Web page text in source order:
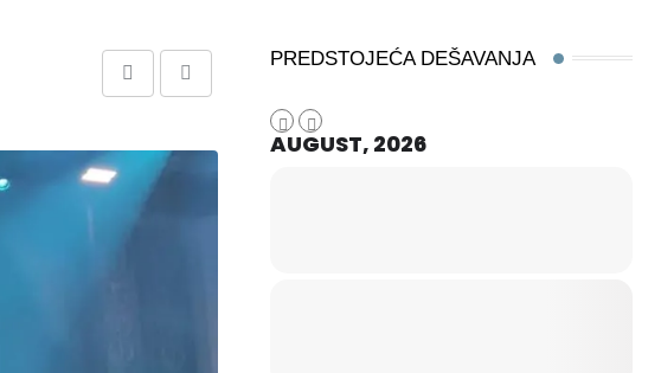
Print
Share
Email
PREDSTOJEĆA DEŠAVANJA
AUGUST, 2026